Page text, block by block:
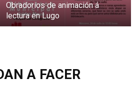
Obradorios de animación á
lectura en Lugo
A FACER